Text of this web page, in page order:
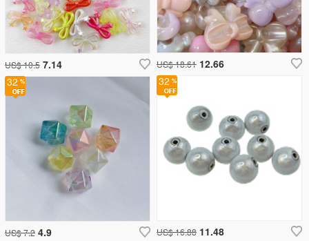
32
US$ 16.88 11.48
US$ 10.5 7.14 US$ 18.61 12.66
32
US$ 7.2 4.9